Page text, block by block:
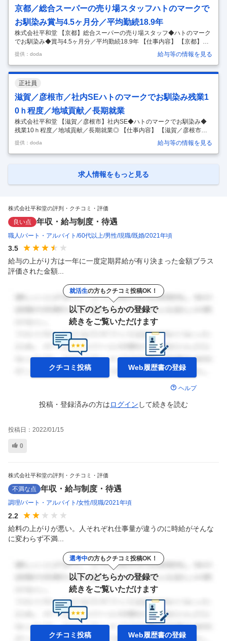
広いキャリア！業界最高クラスの給与体制！ ーｖ－ー ▽【売り場担当
者】年収380万円 ▽【主任】年収500万円 ▽【次長・バイヤ …
京都／総合スーパーの売り場スタッフハトのマークで
お馴染み賞与4.5ヶ月分／平均勤続18.9年
株式会社平和堂 【京都】総合スーパーの売り場スタッフ◆ハトのマーク
でお馴染み◆賞与4.5ヶ月分／平均勤続18.9年 【仕事内容】 【京都】総
合スーパーの売り場スタッフ◆ハトのマークでお馴染み◆賞与4.5ヶ月分
／平均勤続18.9年 【具体的な仕事内容】 地域に愛されるハトのマークの
総合スーパー◆正社員雇用◆長期就業◎希望勤務地はご相談ください★
経験を活かしながらワークライフバランス整う！創業から黒字経営／昨
年度賞与4.5ヶ月分／平均勤続18.9年 『平和堂』『フレンドマート』
『フレンドタウン』『アル・プラザ』を展開している当社にて、各店舗
の食料品部門の業務をお任せします。 ■職務内容： ・接客販…
提供：doda 給与等の情報を見る
正社員
滋賀／彦根市／社内SEハトのマークでお馴染み残業1
0ｈ程度／地域貢献／長期就業
株式会社平和堂 【滋賀／彦根市】社内SE◆ハトのマークでお馴染み◆
残業10ｈ程度／地域貢献／長期就業◎ 【仕事内容】 【滋賀／彦根市】
社内SE◆ハトのマークでお馴染み◆残業10ｈ程度／地域貢献／長期就業
◎ 【具体的な仕事内容】 ＜地域に愛されるハトのマークの総合スーパ
ー/長期就業残業10ｈ程度＞ いきなり全てではなく、ご経験に応じて業
アリング ・社内ポータルシステムの設計開発(PHP、JavaScript、java、
提供：doda 給与等の情報を見る
求人情報をもっと見る
株式会社平和堂の評判・クチコミ・評価
良い点 年収・給与制度・待遇
職人 パート・アルバイト 60代以上 男性 現職 既婚 2021年頃
3.5
給与の上がり方は一年に一度定期昇給が有り決まった金額ブラス
評価された金額...
就活生の方もクチコミ投稿OK！
以下のどちらかの登録で
続きをご覧いただけます
クチコミ投稿 Web履歴書の登録
ヘルプ
投稿・登録済みの方はログイン して続きを読む
投稿日： 2022/01/15
0
株式会社平和堂の評判・クチコミ・評価
不満な点 年収・給与制度・待遇
調理 パート・アルバイト 女性 現職 2021年頃
2.2
給料の上がりが悪い。人それぞれ仕事量が違うのに時給がそんな
に変わらず不満...
選考中の方もクチコミ投稿OK！
以下のどちらかの登録で
続きをご覧いただけます
クチコミ投稿 Web履歴書の登録